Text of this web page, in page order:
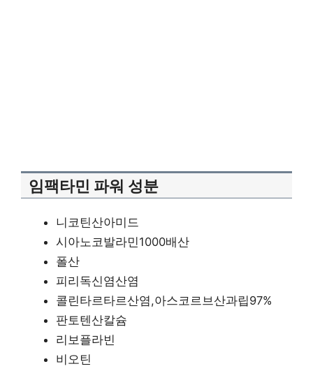
임팩타민 파워 성분
니코틴산아미드
시아노코발라민1000배산
폴산
피리독신염산염
콜린타르타르산염,아스코르브산과립97%
판토텐산칼슘
리보플라빈
비오틴